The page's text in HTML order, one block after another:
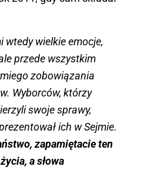
wtedy wielkie emocje,
przede wszystkim
zobowiązania
Wyborców, którzy
swoje sprawy,
ich w Sejmie.
zapamiętacie ten
a słowa